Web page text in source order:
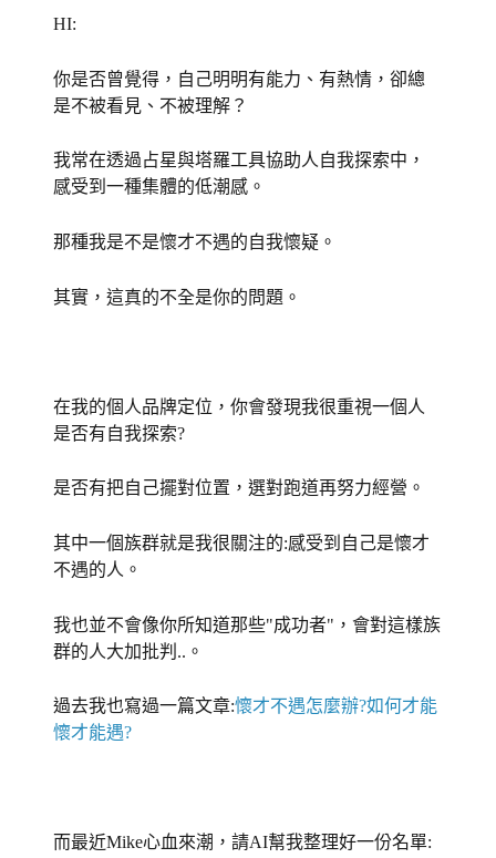
HI:
你是否曾覺得，自己明明有能力、有熱情，卻總
是不被看見、不被理解？
我常在透過占星與塔羅工具協助人自我探索中，
感受到一種集體的低潮感。
那種我是不是懷才不遇的自我懷疑。
其實，這真的不全是你的問題。
在我的個人品牌定位，你會發現我很重視一個人
是否有自我探索?
是否有把自己擺對位置，選對跑道再努力經營。
其中一個族群就是我很關注的:感受到自己是懷才
不遇的人。
我也並不會像你所知道那些"成功者"，會對這樣族
群的人大加批判..。
過去我也寫過一篇文章:懷才不遇怎麼辦?如何才能
懷才能遇?
而最近Mike心血來潮，請AI幫我整理好一份名單: